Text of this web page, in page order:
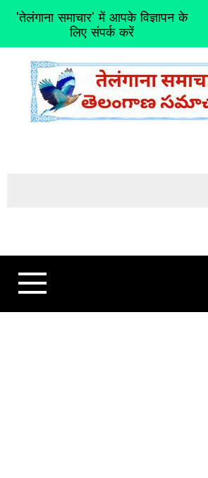
t
'तेलंगाना समाचार' में आपके विज्ञापन के
लिए संपर्क करें